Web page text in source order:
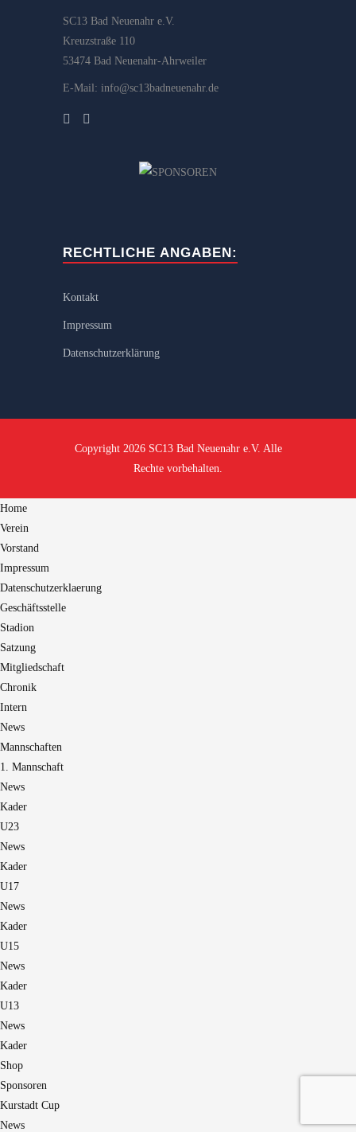
SC13 Bad Neuenahr e.V.
Kreuzstraße 110
53474 Bad Neuenahr-Ahrweiler
E-Mail: info@sc13badneuenahr.de
RECHTLICHE ANGABEN:
Kontakt
Impressum
Datenschutzerklärung
Copyright 2026 SC13 Bad Neuenahr e.V. Alle
Rechte vorbehalten.
Home
Verein
Vorstand
Impressum
Datenschutzerklaerung
Geschäftsstelle
Stadion
Satzung
Mitgliedschaft
Chronik
Intern
News
Mannschaften
1. Mannschaft
News
Kader
U23
News
Kader
U17
News
Kader
U15
News
Kader
U13
News
Kader
Shop
Sponsoren
Kurstadt Cup
News